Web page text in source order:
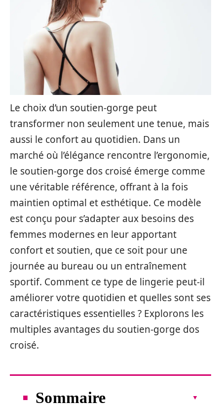
Le choix d’un soutien-gorge peut
transformer non seulement une tenue, mais
aussi le confort au quotidien. Dans un
marché où l’élégance rencontre l’ergonomie,
le soutien-gorge dos croisé émerge comme
une véritable référence, offrant à la fois
maintien optimal et esthétique. Ce modèle
est conçu pour s’adapter aux besoins des
femmes modernes en leur apportant
confort et soutien, que ce soit pour une
journée au bureau ou un entraînement
sportif. Comment ce type de lingerie peut-il
améliorer votre quotidien et quelles sont ses
caractéristiques essentielles ? Explorons les
multiples avantages du soutien-gorge dos
croisé.
Sommaire